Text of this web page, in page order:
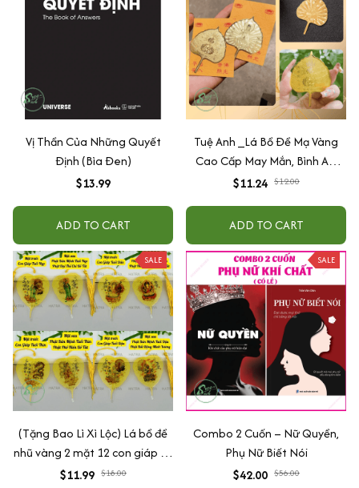
Vị Thần Của Những Quyết
Định (Bìa Đen)
$13.99
ADD TO CART
Tuệ Anh _Lá Bồ Đề Mạ Vàng
Cao Cấp May Mắn, Bình An,
Chiêu Tài Lộc
$11.24 $12.00
ADD TO CART
SALE
(Tặng Bao Lì Xì Lộc) Lá bồ đề
nhũ vàng 2 mặt 12 con giáp và
phật bản mệnh, để ốp lưng
$11.99 $18.00
SALE
Combo 2 Cuốn – Nữ Quyền,
Phụ Nữ Biết Nói
$42.00 $56.00